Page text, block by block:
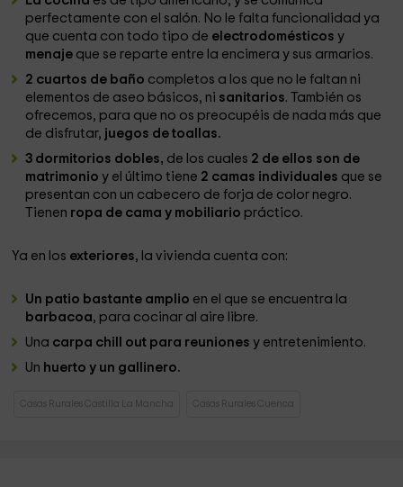
perfectamente con el salón. No le falta funcionalidad ya
que cuenta con todo tipo de electrodomésticosy
menaje que se reparte entre la encimera y sus armarios.
2 cuartos de baño completos a los que no le faltan ni
elementos de aseo básicos, ni sanitarios. También os
ofrecemos, para que no os preocupéis de nada más que
de disfrutar, juegos de toallas.
3 dormitorios dobles, de los cuales 2 de ellos son de
matrimonio y el último tiene 2 camas individuales que se
presentan con un cabecero de forja de color negro.
Tienen ropa de cama y mobiliario práctico.
Ya en los exteriores, la vivienda cuenta con:
Un patio bastante amplio en el que se encuentra la
barbacoa, para cocinar al aire libre.
Una carpa chill out para reunionesy entretenimiento.
Un huerto y un gallinero.
Casas Rurales Castilla La Mancha Casas Rurales Cuenca